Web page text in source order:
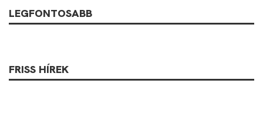
LEGFONTOSABB
FRISS HÍREK